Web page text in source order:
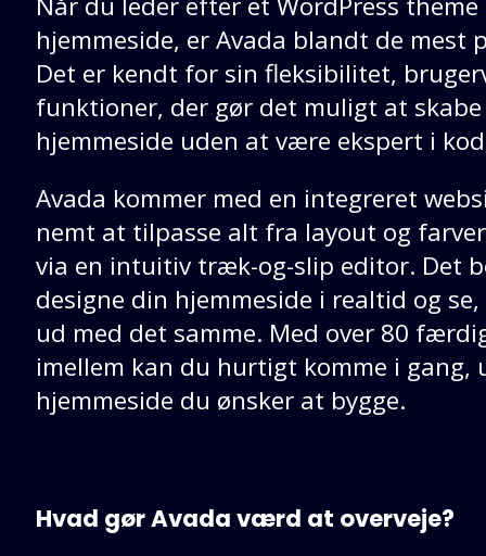
hjemmeside, er Avada blandt de
Det er kendt for sin fleksibilitet,
funktioner, der gør det muligt at
hjemmeside uden at være ekspert i
Avada kommer med en integreret
nemt at tilpasse alt fra layout og
via en intuitiv træk-og-slip editor. Det
designe din hjemmeside i realtid og
ud med det samme. Med over 80
imellem kan du hurtigt komme i gang,
hjemmeside du ønsker at bygge.
Hvad gør Avada værd at overveje?